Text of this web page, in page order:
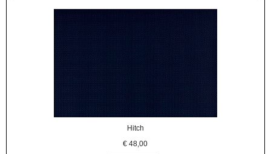
Hitch
€48,00